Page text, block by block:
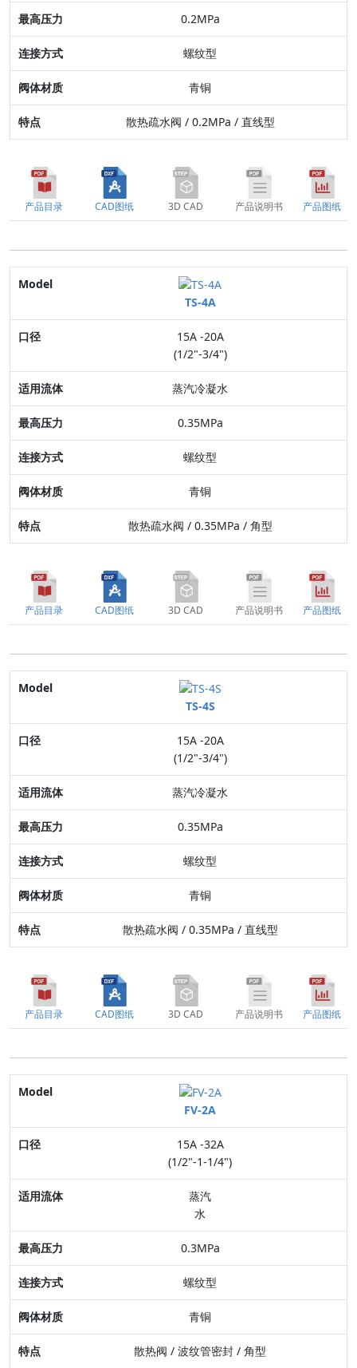
连接方式
阀体材质
特点
0.2MPa
螺纹型
青铜
散热疏水阀 / 0.2MPa / 直线型
产品目录 CAD图纸 3D CAD 产品说明书 产品图纸
Model
口径
适用流体
最高压力
连接方式
阀体材质
特点
TS-4A
15A -20A
(1/2"-3/4")
蒸汽冷凝水
0.35MPa
螺纹型
青铜
散热疏水阀 / 0.35MPa / 角型
产品目录 CAD图纸 3D CAD 产品说明书 产品图纸
Model
口径
适用流体
最高压力
连接方式
阀体材质
特点
TS-4S
15A -20A
(1/2"-3/4")
蒸汽冷凝水
0.35MPa
螺纹型
青铜
散热疏水阀 / 0.35MPa / 直线型
产品目录 CAD图纸 3D CAD 产品说明书 产品图纸
Model
口径
适用流体
最高压力
阀体材质
特点
FV-2A
15A -32A
(1/2"-1-1/4")
蒸汽
水
0.3MPa
螺纹型
青铜
散热阀 / 波纹管密封 / 角型